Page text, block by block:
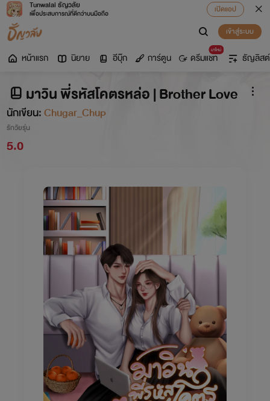
Tunwalai ธัญวลัย
เพื่อประสบการณ์ที่ดีกว่าบนมือถือ
เปิดแอป
เข้าสู่ระบบ
หน้าแรก นิยาย อีบุ๊ก การ์ตูน
มาใหม่
ดรีมแชท ธัญลิสต์
มาวิน พี่รหัสโคตรหล่อ | Brother Love
นักเขียน:Chugar_Chup
รักวัยรุ่น
5.0